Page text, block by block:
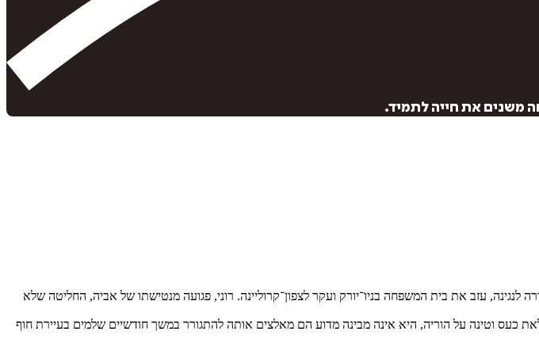
פורמט בא לך?
משנים את חייה לתמיד.
עזב את בית המשפחה בניו־יורק ועקר לצפון־קרוליינה. רוני, פגועה מנטישתו של אביה, החליטה שלא
וטינה על הוריה, היא אינה מבינה מדוע הם מאלצים אותה להתגורר במשך חודשיים שלמים בעיירת חוף